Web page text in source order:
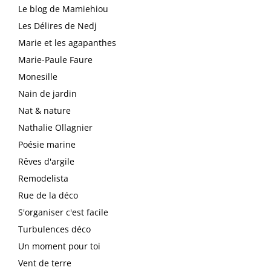
Le blog de Mamiehiou
Les Délires de Nedj
Marie et les agapanthes
Marie-Paule Faure
Monesille
Nain de jardin
Nat & nature
Nathalie Ollagnier
Poésie marine
Rêves d'argile
Remodelista
Rue de la déco
S'organiser c'est facile
Turbulences déco
Un moment pour toi
Vent de terre